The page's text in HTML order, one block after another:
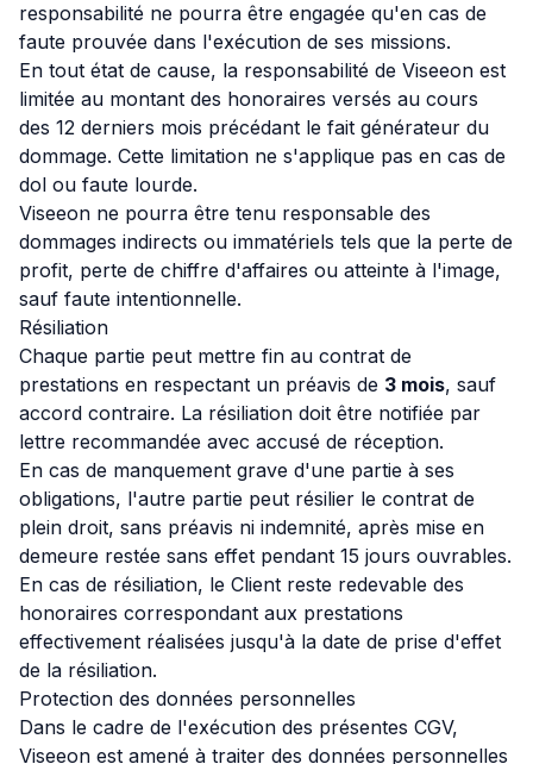
responsabilité ne pourra être engagée qu'en cas de
faute prouvée dans l'exécution de ses missions.
En tout état de cause, la responsabilité de Viseeon est
limitée au montant des honoraires versés au cours
des 12 derniers mois précédant le fait générateur du
dommage. Cette limitation ne s'applique pas en cas de
dol ou faute lourde.
Viseeon ne pourra être tenu responsable des
dommages indirects ou immatériels tels que la perte de
profit, perte de chiffre d'affaires ou atteinte à l'image,
sauf faute intentionnelle.
Résiliation
Chaque partie peut mettre fin au contrat de
prestations en respectant un préavis de 3 mois, sauf
accord contraire. La résiliation doit être notifiée par
lettre recommandée avec accusé de réception.
En cas de manquement grave d'une partie à ses
obligations, l'autre partie peut résilier le contrat de
plein droit, sans préavis ni indemnité, après mise en
demeure restée sans effet pendant 15 jours ouvrables.
En cas de résiliation, le Client reste redevable des
honoraires correspondant aux prestations
effectivement réalisées jusqu'à la date de prise d'effet
de la résiliation.
Protection des données personnelles
Dans le cadre de l'exécution des présentes CGV,
Viseeon est amené à traiter des données personnelles